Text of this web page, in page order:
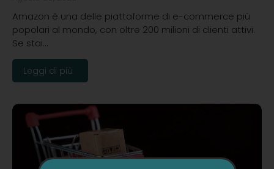
Amazon è una delle piattaforme di e-commerce più
popolari al mondo, con oltre 200 milioni di clienti attivi.
Se stai…
Leggi di più